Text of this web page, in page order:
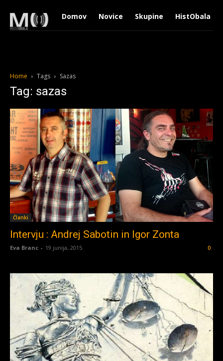
Domov Novice Skupine HistObala
Home Tags Sazas
Tag: sazas
Članki
Intervju : Andrej Sabotin in Igor Zonta
Eva Branc - 19 junija, 2015 0